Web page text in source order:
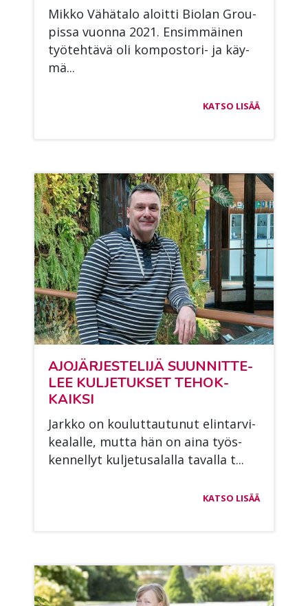
Mik­ko Vä­hä­ta­lo aloit­ti Bio­lan Grou­
pis­sa vuon­na 2021. En­sim­mäi­nen
työ­teh­tä­vä oli kom­pos­to­ri- ja käy­
mä...
KATSO LISÄÄ
AJO­JÄR­JES­TE­LI­JÄ SUUN­NIT­TE­
LEE KUL­JE­TUK­SET TE­HOK­
KAIK­SI
Jark­ko on kou­lut­tau­tu­nut elin­tar­vi­
kea­lal­le, mut­ta hän on aina työs­
ken­nel­lyt kul­je­tusa­lal­la ta­val­la t...
KATSO LISÄÄ